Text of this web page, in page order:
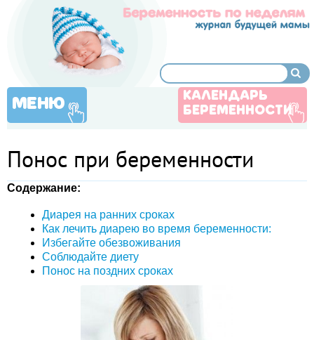
МЕНЮ
КАЛЕНДАРЬ
БЕРЕМЕННОСТИ
Понос при беременности
Содержание:
Диарея на ранних сроках
Как лечить диарею во время беременности:
Избегайте обезвоживания
Соблюдайте диету
Понос на поздних сроках